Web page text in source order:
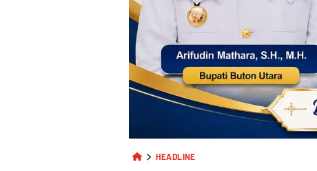
HEADLINE